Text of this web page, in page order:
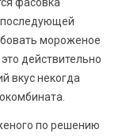
мороженое
действительно
вкус некогда
по решению